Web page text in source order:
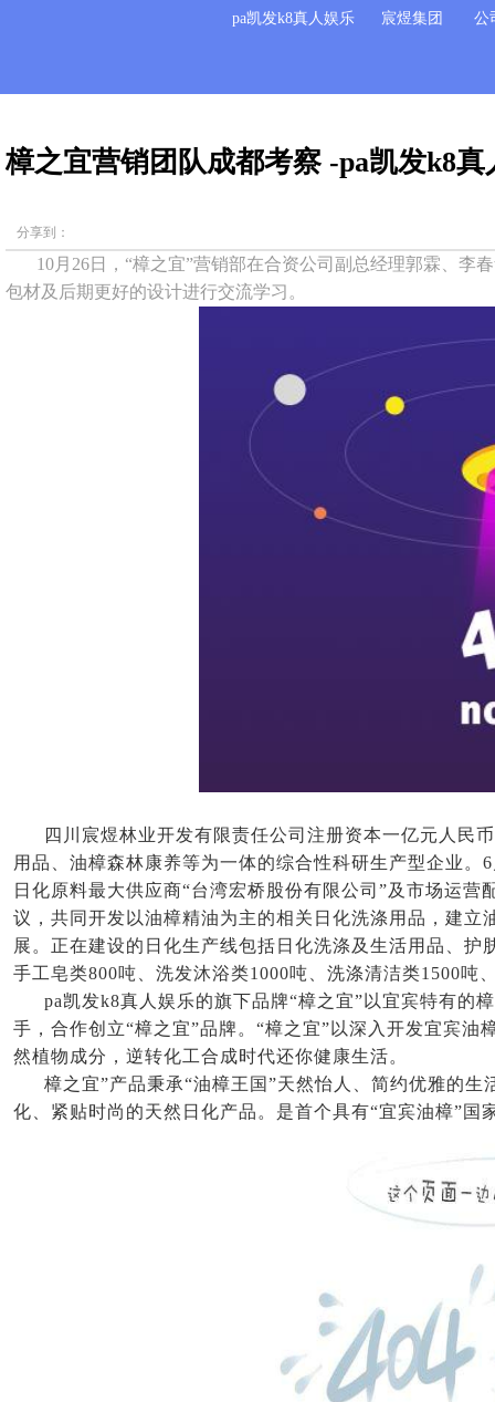
pa凯发k8真人娱乐 宸煜集团 公
樟之宜营销团队成都考察 -pa凯发k8真
分享到：
10月26日，“樟之宜”营销部在合资公司副总经理郭霖、
包材及后期更好的设计进行交流学习。
四川宸煜林业开发有限责任公司注册资本一亿元人民
用品、油樟森林康养等为一体的综合性科研生产型企业。
日化原料最大供应商“台湾宏桥股份有限公司”及市场运
议，共同开发以油樟精油为主的相关日化洗涤用品，建
展。正在建设的日化生产线包括日化洗涤及生活用品、
手工皂类800吨、洗发沐浴类1000吨、洗涤清洁类1500吨
pa凯发k8真人娱乐的旗下品牌“樟之宜”以宜宾特有的
手，合作创立“樟之宜”品牌。“樟之宜”以深入开发宜宾
然植物成分，逆转化工合成时代还你健康生活。
樟之宜”产品秉承“油樟王国”天然怡人、简约优雅的
化、紧贴时尚的天然日化产品。是首个具有“宜宾油樟”国